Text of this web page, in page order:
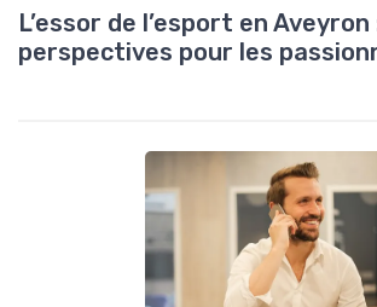
L’essor de l’esport en
perspectives pour les